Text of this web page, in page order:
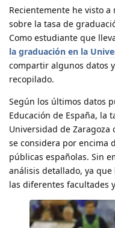
Recientemente he visto
sobre la tasa de
Como estudiante que
la graduación en la
compartir algunos datos
recopilado.
Según los últimos datos
Educación de España, la
Universidad de Zaragoza
se considera por encima
públicas españolas. Sin
análisis detallado, ya
las diferentes facultades